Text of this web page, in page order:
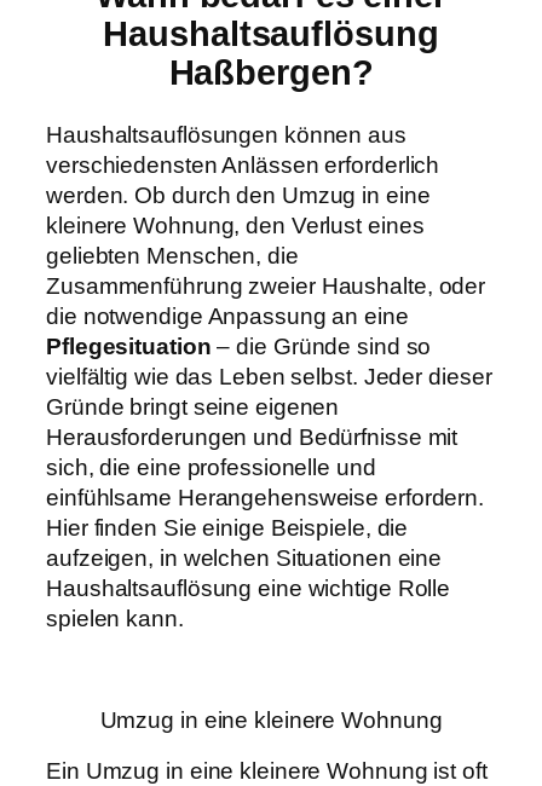
Haushaltsauflösung
Haßbergen?
Haushaltsauflösungen können aus
verschiedensten Anlässen erforderlich
werden. Ob durch den Umzug in eine
kleinere Wohnung, den Verlust eines
geliebten Menschen, die
Zusammenführung zweier Haushalte, oder
die notwendige Anpassung an eine
Pflegesituation – die Gründe sind so
vielfältig wie das Leben selbst. Jeder dieser
Gründe bringt seine eigenen
Herausforderungen und Bedürfnisse mit
sich, die eine professionelle und
einfühlsame Herangehensweise erfordern.
Hier finden Sie einige Beispiele, die
aufzeigen, in welchen Situationen eine
Haushaltsauflösung eine wichtige Rolle
spielen kann.
Umzug in eine kleinere Wohnung
Ein Umzug in eine kleinere Wohnung ist oft